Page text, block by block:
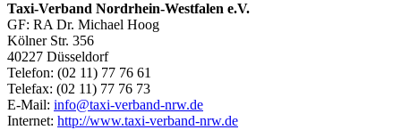
Taxi-Verband Nordrhein-Westfalen e.V.
GF: RA Dr. Michael Hoog
Kölner Str. 356
40227 Düsseldorf
Telefon: (02 11) 77 76 61
Telefax: (02 11) 77 76 73
E-Mail: info@taxi-verband-nrw.de
Internet: http://www.taxi-verband-nrw.de